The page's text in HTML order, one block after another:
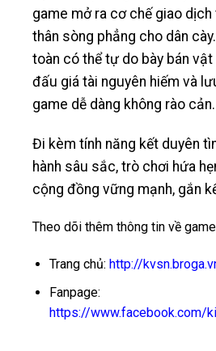
game mở ra cơ chế giao
thân sòng phẳng cho dân
toàn có thể tự do bày bán
đấu giá tài nguyên hiếm và
game dễ dàng không rào cản.
Đi kèm tính năng kết duyên
hành sâu sắc, trò chơi hứa
cộng đồng vững mạnh, gắn
Theo dõi thêm thông tin về
Trang chủ: http://
Fanpage:
https://www.facebook.com/